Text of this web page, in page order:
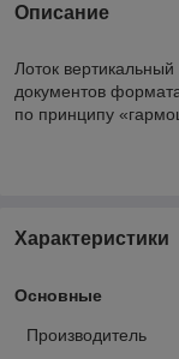
Описание
Лоток
документов
по принципу
Характеристики
Основные
Производитель